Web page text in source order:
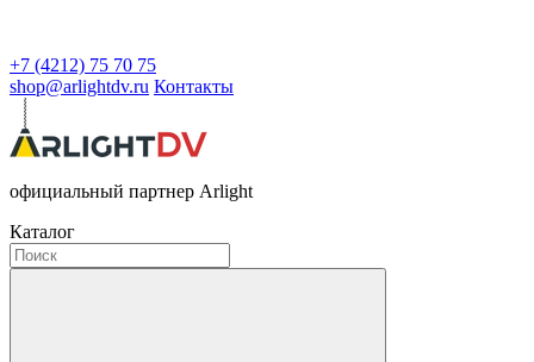
+7 (4212) 75 70 75
shop@arlightdv.ru Контакты
официальный партнер Arlight
Каталог